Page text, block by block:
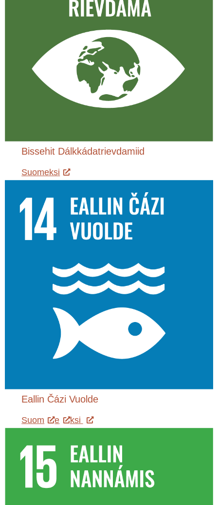
Bissehit Dálkkádatrievdamiid
Suomeksi
Eallin Čázi Vuolde
Suom e ksi